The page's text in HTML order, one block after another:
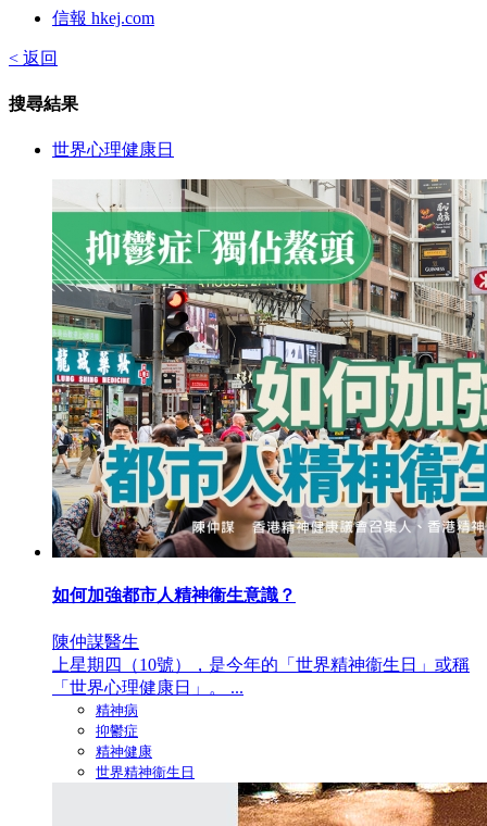
信報 hkej.com
< 返回
搜尋結果
世界心理健康日
如何加強都市人精神衞生意識？
陳仲謀醫生
上星期四（10號），是今年的「世界精神衞生日」或稱
「世界心理健康日」。 ...
精神病
抑鬱症
精神健康
世界精神衞生日